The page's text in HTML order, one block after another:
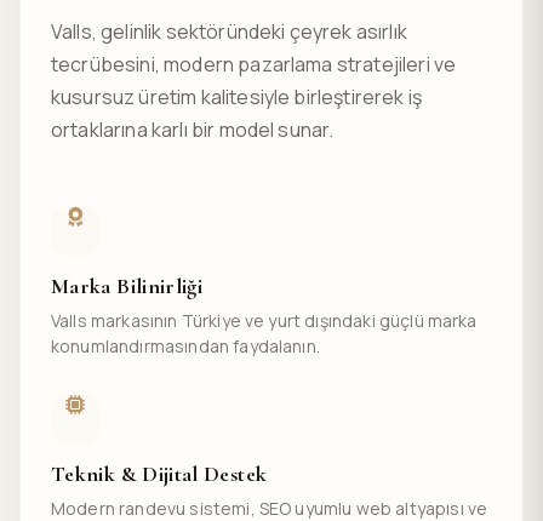
Valls, gelinlik sektöründeki çeyrek asırlık
tecrübesini, modern pazarlama stratejileri ve
kusursuz üretim kalitesiyle birleştirerek iş
ortaklarına karlı bir model sunar.
Marka Bilinirliği
Valls markasının Türkiye ve yurt dışındaki güçlü marka
konumlandırmasından faydalanın.
Teknik & Dijital Destek
Modern randevu sistemi, SEO uyumlu web altyapısı ve